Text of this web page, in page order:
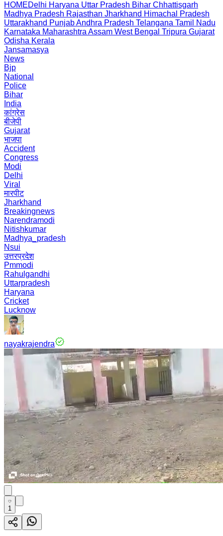
HOMEDelhi Haryana Uttar Pradesh Bihar Chhattisgarh
Madhya Pradesh Rajasthan Jharkhand Himachal Pradesh
Uttarakhand PunjabAndhra Pradesh Telangana Tamil Nadu
Karnataka Maharashtra Assam West Bengal Tripura Gujarat
Odisha Kerala
Jansamasya
News
Bjp
National
Police
Bihar
India
कांग्रेस
बीजेपी
Gujarat
भाजपा
Accident
Congress
Modi
Delhi
Viral
मारपीट
Jharkhand
Breakingnews
Narendramodi
Nitishkumar
Madhya_pradesh
Nsui
उत्तरप्रदेश
Pmmodi
Rahulgandhi
Uttarpradesh
Haryana
Cricket
Lucknow
nayakrajendra
1